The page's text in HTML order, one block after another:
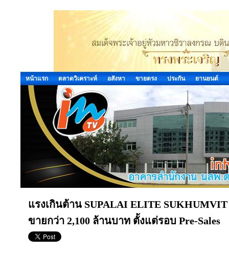
หน้าแรก ตลาดวิเคราะห์ อสังหา ขายตรง ประกัน ยานยนต์
แรงเกินต้าน SUPALAI ELITE
ขายกว่า 2,100 ล้านบาท ตั้งแต่รอบ Pre-Sales